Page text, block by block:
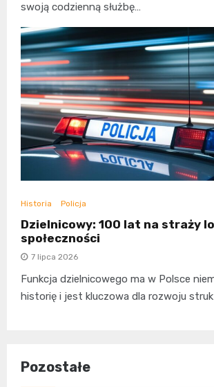
swoją codzienną służbę…
Historia Policja
Dzielnicowy: 100 lat na straży
społeczności
7 lipca 2026
Funkcja dzielnicowego ma w Polsce
historię i jest kluczowa dla rozwoju
Pozostałe